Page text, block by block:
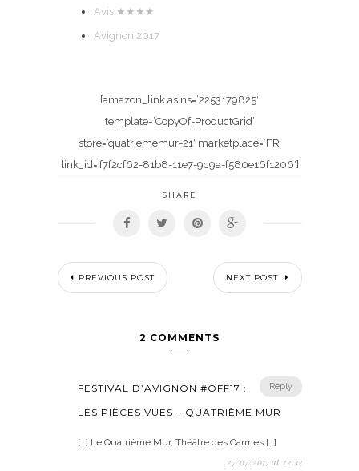
Avis ★★★★
Avignon 2017
[amazon_link asins=’2253179825′
template=’CopyOf-ProductGrid’
store=’quatriememur-21′ marketplace=’FR’
link_id=’f7f2cf62-81b8-11e7-9c9a-f580e16f1206′]
SHARE
PREVIOUS POST NEXT POST
2 COMMENTS
Reply
FESTIVAL D’AVIGNON #OFF17 :
LES PIÈCES VUES – QUATRIÈME MUR
[…] Le Quatrième Mur, Théâtre des Carmes […]
27/07/2017 at 22:33